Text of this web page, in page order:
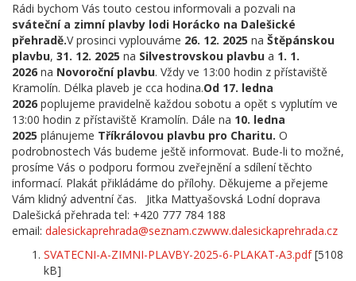
Rádi bychom Vás touto cestou informovali a pozvali na
sváteční a zimní plavby lodi Horácko na Dalešické
přehradě.V prosinci vyplouváme 26. 12. 2025 na Štěpánskou
plavbu, 31. 12. 2025 na Silvestrovskou plavbu a 1. 1.
2026 na Novoroční plavbu. Vždy ve 13:00 hodin z přístaviště
Kramolín. Délka plaveb je cca hodina.Od 17. ledna
2026 poplujeme pravidelně každou sobotu a opět s vyplutím ve
13:00 hodin z přístaviště Kramolín. Dále na 10. ledna
2025 plánujeme Tříkrálovou plavbu pro Charitu. O
podrobnostech Vás budeme ještě informovat. Bude-li to možné,
prosíme Vás o podporu formou zveřejnění a sdílení těchto
informací. Plakát přikládáme do přílohy. Děkujeme a přejeme
Vám klidný adventní čas. Jitka Mattyašovská Lodní doprava
Dalešická přehrada tel: +420 777 784 188
email: dalesickaprehrada@seznam.czwww.dalesickaprehrada.cz
SVATECNI-A-ZIMNI-PLAVBY-2025-6-PLAKAT-A3.pdf[5108
kB]